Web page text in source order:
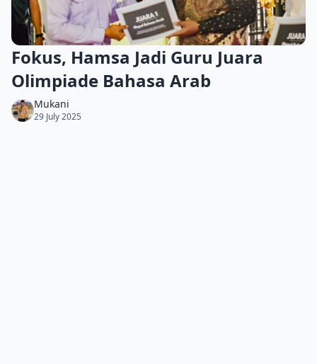
Fokus, Hamsa Jadi Guru Juara
Olimpiade Bahasa Arab
Mukani
29 July 2025